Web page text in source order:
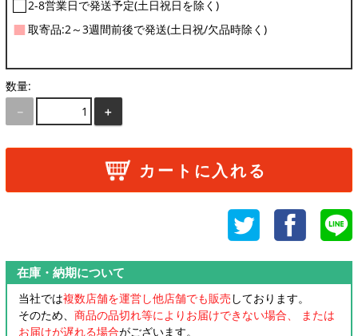
2-8営業日で発送予定(土日祝日を除く)
■ 取寄品:2～3週間前後で発送(土日祝/欠品時除く)
数量:
－
＋
カートに入れる
在庫・納期について
当社では複数店舗を運営し他店舗でも販売 しております。
そのため、 商品の品切れ等によりお届けできない場合、 または
お届けが遅れる場合がございます。